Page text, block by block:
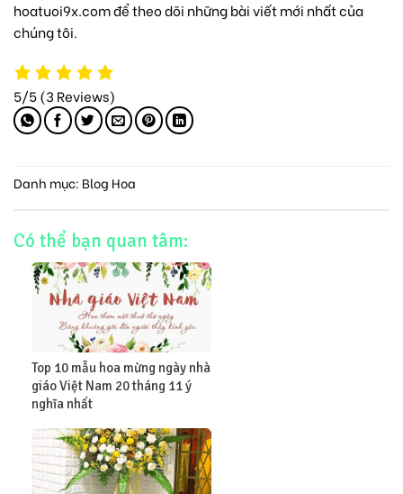
hoatuoi9x.com để theo dõi những bài viết mới nhất của
chúng tôi.
5/5(3 Reviews)
Danh mục: Blog Hoa
Có thể bạn quan tâm:
Top 10 mẫu hoa mừng ngày nhà
giáo Việt Nam 20 tháng 11 ý
nghĩa nhất